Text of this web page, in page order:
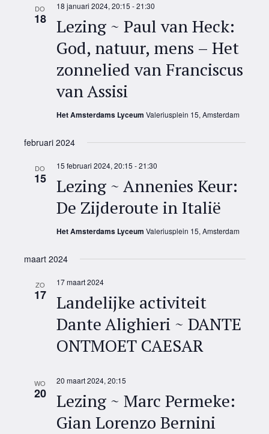
DO
18
18 januari 2024, 20:15 -21:30
Lezing ~ Paul van Heck:
God, natuur, mens – Het
zonnelied van Franciscus
van Assisi
Het Amsterdams Lyceum Valeriusplein 15, Amsterdam
februari 2024
DO
15
15 februari 2024, 20:15 -21:30
Lezing ~ Annenies Keur:
De Zijderoute in Italië
Het Amsterdams Lyceum Valeriusplein 15, Amsterdam
maart 2024
ZO
17
17 maart 2024
Landelijke activiteit
Dante Alighieri ~ DANTE
ONTMOET CAESAR
WO
20
20 maart 2024, 20:15
Lezing ~ Marc Permeke:
Gian Lorenzo Bernini